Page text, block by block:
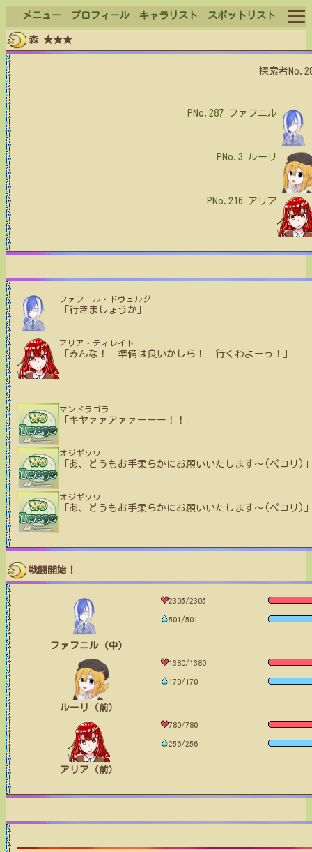
メニュー プロフィール キャラリスト スポットリスト
ログイン
森 ★★★
探索者
PNo.287 ファフニル
PNo.3 ルーリ
PNo.216 アリア
ファフニル・ドヴェルグ
「行きましょうか」
アリア・ティレイト
「みんな！ 準備は良いかしら！ 行くわよーっ！」
マンドラゴラ
「キヤァァアァァーーー！！」
オジギソウ
「あ、どうもお手柔らかにお願いいたします〜(ペコリ)
オジギソウ
「あ、どうもお手柔らかにお願いいたします〜(ペコリ)
戦闘開始！
ファフニル（中）
2305/2305
501/501
ルーリ（前）
1380/1380
170/170
アリア（前）
780/780
256/256